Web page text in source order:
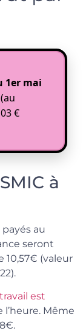
1er mai
(au
€
à
au
seront
10,57€ (valeur
est
l’heure. Même